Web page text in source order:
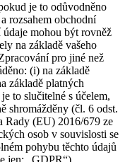
je to odůvodněno
rozsahem obchodní
údaje mohou být rovněž
na základě vašeho
pro jiné než
(i) na základě
základě platných
to slučitelné s účelem,
shromážděny (čl. 6 odst.
Rady (EU) 2016/679 ze
osob v souvislosti se
pohybu těchto údajů
jen: „GDPR“).